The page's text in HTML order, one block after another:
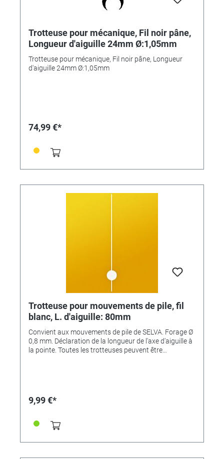
Trotteuse pour mécanique, Fil noir pâne,
Longueur d'aiguille 24mm Ø:1,05mm
Trotteuse pour mécanique, Fil noir pâne, Longueur
d'aiguille 24mm Ø:1,05mm
74,99 €*
Trotteuse pour mouvements de pile, fil
blanc, L. d'aiguille: 80mm
Convient aux mouvements de pile de SELVA. Forage Ø
0,8 mm. Déclaration de la longueur de l'axe d'aiguille à
la pointe. Toutes les trotteuses peuvent être
9,99 €*